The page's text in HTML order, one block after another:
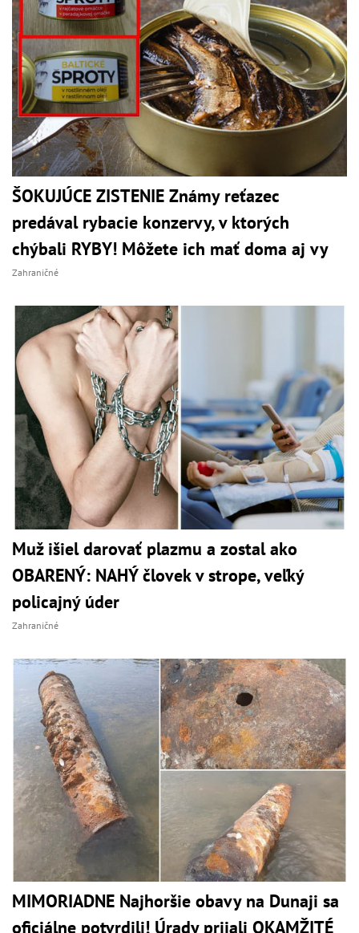
ŠOKUJÚCE ZISTENIE Známy reťazec
predával rybacie konzervy, v ktorých
chýbali RYBY! Môžete ich mať doma aj vy
Zahraničné
Muž išiel darovať plazmu a zostal ako
OBARENÝ: NAHÝ človek v strope, veľký
policajný úder
Zahraničné
MIMORIADNE Najhoršie obavy na Dunaji sa
oficiálne potvrdili! Úrady prijali OKAMŽITÉ